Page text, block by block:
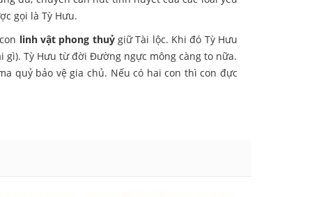
gọi là Tỳ Hưu.
linh vật phong thuỷgiữ Tài lộc. Khi đó Tỳ Hưu
gì). Tỳ Hưu từ đời Đường ngực mông càng to nữa.
quỷ bảo vệ gia chủ. Nếu có hai con thì con đực